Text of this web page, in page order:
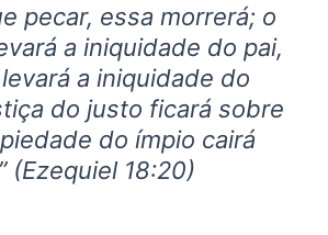
pecar, essa morrerá; o
a iniquidade do pai,
a iniquidade do
do justo ficará sobre
do ímpio cairá
” (Ezequiel 18:20)